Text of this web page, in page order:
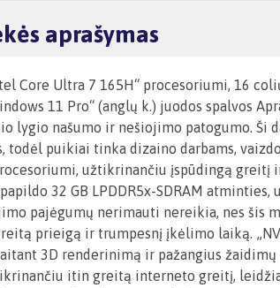
aprašymas
Core Ultra 7 165H“ procesoriumi, 16
11 Pro“ (anglų k.) juodos spalvos
lygio našumo ir nešiojimo patogumo. Ši
puikiai tinka dizaino darbams,
užtikrinančiu įspūdingą
32 GB LPDDR5x-SDRAM
pajėgumų nerimauti nereikia, nes šis
prieigą ir trumpesnį įkėlimo laiką.
3D renderinimą ir pažangius
itin greitą interneto greitį,